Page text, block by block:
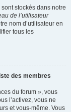
stockés dans notre
de l’utilisateur
nom d’utilisateur en
tous les
des membres
du forum », vous
l’activez, vous ne
et vous-même. Vous